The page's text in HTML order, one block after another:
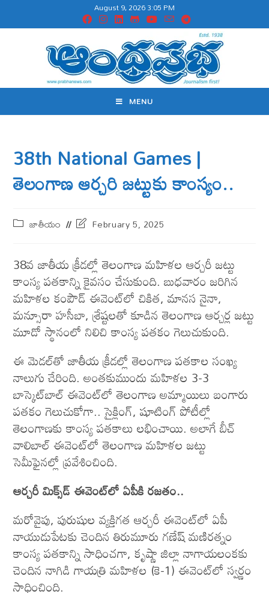
August 9, 2026 3:05 PM
MENU
38th National Games |
తెలంగాణ ఆర్చరి జట్టుకు కాంస్యం..
జాతీయం February 5, 2025
38వ జాతీయ క్రీడల్లో తెలంగాణ మహిళల ఆర్చరీ జట్టు
కాంస్య పతకాన్ని కైవసం చేసుకుంది. బుధవారం జరిగిన
మహిళల కంపౌడ్‌ ఈవెంట్‌లో చికిత, మానస నైనా,
మన్సూరా హసీబా, శ్రేష్టలతో కూడిన తెలంగాణ ఆర్చర్ల జట్టు
మూడో స్థానంలో నిలిచి కాంస్య పతకం గెలుచుకుంది.
ఈ మెడల్‌తో జాతీయ క్రీడల్లో తెలంగాణ పతకాల సంఖ్య
నాలుగు చేరింది. అంతకుముందు మహిళల 3-3
బాస్కెట్‌బాల్‌ ఈవెంట్‌లో తెలంగాణ అమ్మాయిలు బంగారు
పతకం గెలుచుకోగా.. సైక్లింగ్‌, షూటింగ్‌ పోటీల్లో
తెలంగాణకు కాంస్య పతకాలు లభించాయి. అలాగే బీచ్‌
వాలిబాల్‌ ఈవెంట్‌లో తెలంగాణ మహిళల జట్టు
సెమీఫైనల్లో ప్రవేశించింది.
ఆర్చరీ మిక్స్‌డ్ ఈవెంట్‌లో ఏపీకి రజతం..
మ‌రోవైపు, పురుషుల వ్యక్తిగత ఆర్చరీ ఈవెంట్‌లో ఏపీ
నాయుడుపేటకు చెందిన తిరుమూరు గణేష్ మణిరత్నం
కాంస్య పతకాన్ని సాధించగా, కృష్ణా జిల్లా నాగాయలంకకు
చెందిన నాగిడి గాయత్రి మహిళల (కె-1) ఈవెంట్‌లో స్వర్ణం
సాధించింది.